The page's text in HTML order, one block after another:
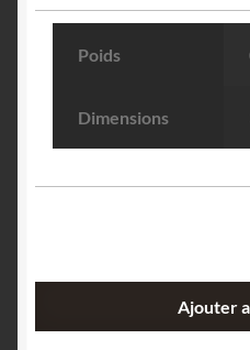
Poids
Dimensions
Ajouter